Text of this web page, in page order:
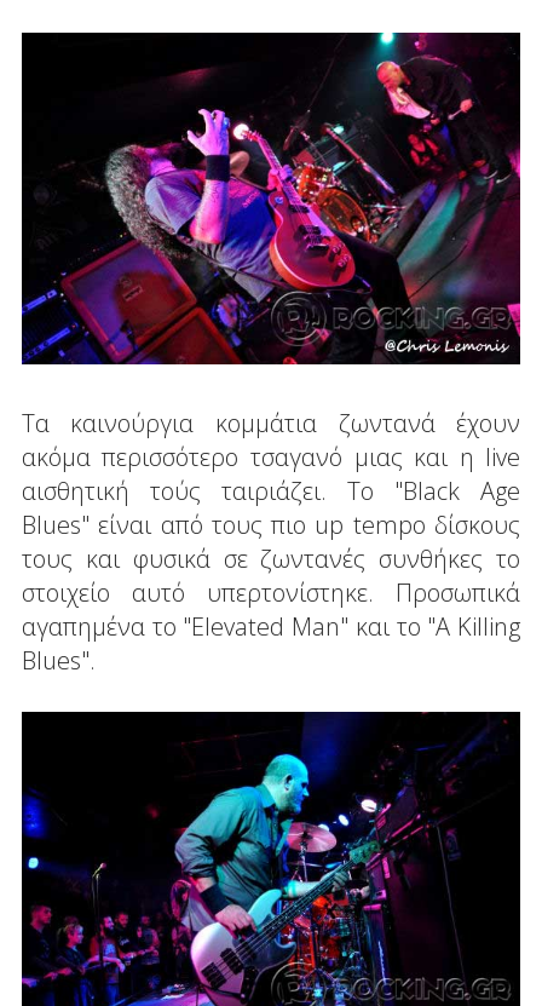
Τα καινούργια κομμάτια ζωντανά έχουν
ακόμα περισσότερο τσαγανό μιας και η live
αισθητική τούς ταιριάζει. Το "Black Age
Blues" είναι από τους πιο up tempo δίσκους
τους και φυσικά σε ζωντανές συνθήκες το
στοιχείο αυτό υπερτονίστηκε. Προσωπικά
αγαπημένα το "Elevated Man" και το "A Killing
Blues".